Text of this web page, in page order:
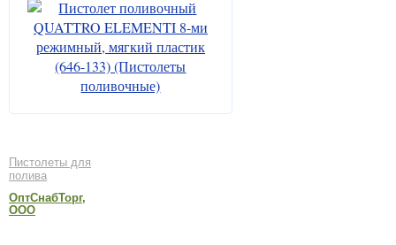
Пистолеты для
полива
ОптСнабТорг,
ООО